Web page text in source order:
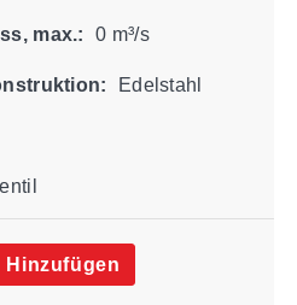
max.: 0 m³/s
Edelstahl
Hinzufügen